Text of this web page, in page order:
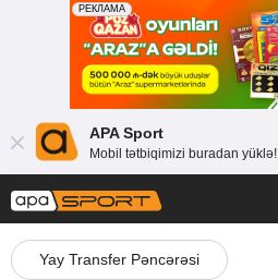
APA Sport
Mobil tətbiqimizi buradan yüklə!
Yay Transfer Pəncərəsi